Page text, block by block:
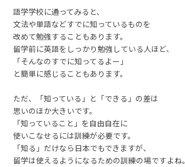
語学学校に通ってみると、
文法や単語などすでに知っているものを
改めて勉強することもあります。
留学前に英語をしっかり勉強している人ほど、
「そんなのすでに知ってるよー」
と簡単に感じることもあります。
ただ、「知っている」と「できる」の差は
思いのほか大きいです。
「知っていること」を自由自在に
使いこなせるには訓練が必要です。
「知る」だけなら日本でもできますが、
留学は使えるようになるための訓練の場ですよね。